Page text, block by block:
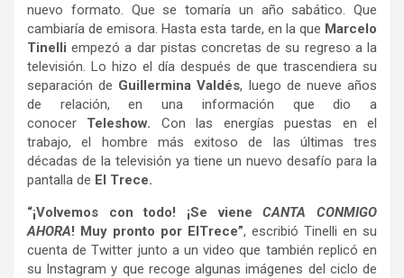
nuevo formato. Que se tomaría un año sabático. Que
cambiaría de emisora. Hasta esta tarde, en la que Marcelo
Tinelli empezó a dar pistas concretas de su regreso a la
televisión. Lo hizo el día después de que trascendiera su
separación de Guillermina Valdés, luego de nueve años
de relación, en una información que dio a
conocer Teleshow. Con las energías puestas en el
trabajo, el hombre más exitoso de las últimas tres
décadas de la televisión ya tiene un nuevo desafío para la
pantalla de El Trece.
“¡Volvemos con todo! ¡Se viene CANTA CONMIGO
AHORA! Muy pronto por ElTrece”, escribió Tinelli en su
cuenta de Twitter junto a un video que también replicó en
su Instagram y que recoge algunas imágenes del ciclo de